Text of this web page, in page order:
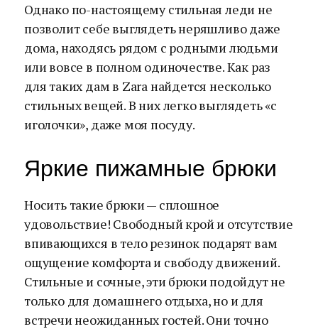
Однако по-настоящему стильная леди не
позволит себе выглядеть неряшливо даже
дома, находясь рядом с родными людьми
или вовсе в полном одиночестве. Как раз
для таких дам в Zara найдется несколько
стильных вещей. В них легко выглядеть «с
иголочки», даже моя посуду.
Яркие пижамные брюки
Носить такие брюки — сплошное
удовольствие! Свободный крой и отсутствие
впивающихся в тело резинок подарят вам
ощущение комфорта и свободу движений.
Стильные и сочные, эти брюки подойдут не
только для домашнего отдыха, но и для
встречи неожиданных гостей. Они точно